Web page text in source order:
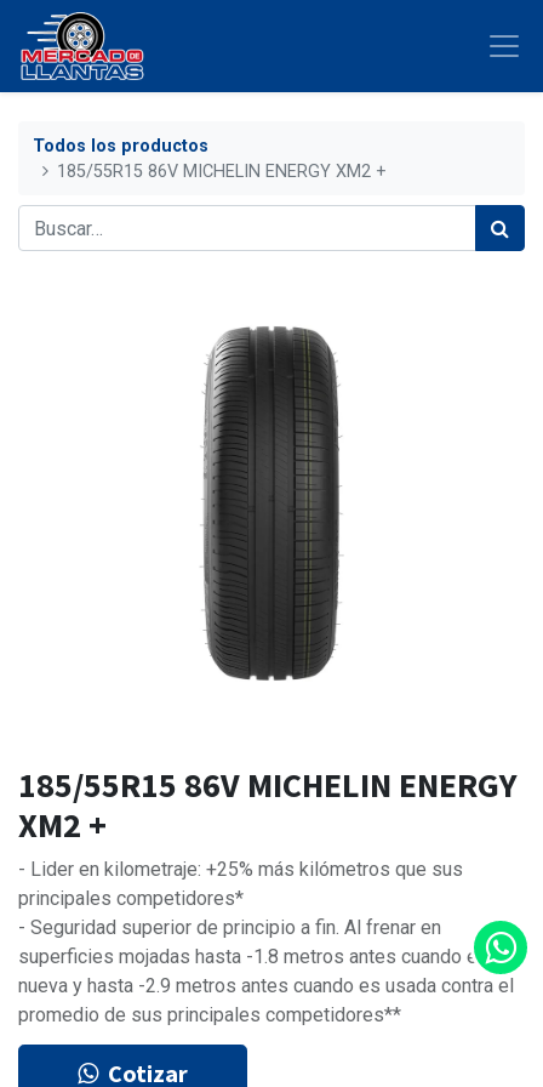
Todos los productos
185/55R15 86V MICHELIN ENERGY XM2 +
185/55R15 86V MICHELIN ENERGY
XM2 +
- Lider en kilometraje: +25% más kilómetros que sus
principales competidores*
- Seguridad superior de principio a fin. Al frenar en
superficies mojadas hasta -1.8 metros antes cuando es
nueva y hasta -2.9 metros antes cuando es usada contra el
promedio de sus principales competidores**
Cotizar